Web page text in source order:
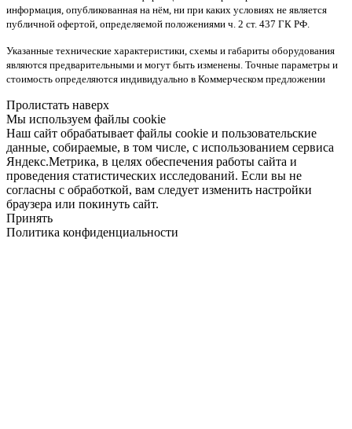
информация, опубликованная на нём, ни при каких условиях не является
публичной офертой, определяемой положениями ч. 2 ст. 437 ГК РФ.
Указанные технические характеристики, схемы и габариты оборудования
являются предварительными и могут быть изменены. Точные параметры и
стоимость определяются индивидуально в Коммерческом предложении
Пролистать наверх
Мы используем файлы cookie
Наш сайт обрабатывает файлы cookie и пользовательские
данные, собираемые, в том числе, с использованием сервиса
Яндекс.Метрика, в целях обеспечения работы сайта и
проведения статистических исследований. Если вы не
согласны с обработкой, вам следует изменить настройки
браузера или покинуть сайт.
Принять
Политика конфиденциальности